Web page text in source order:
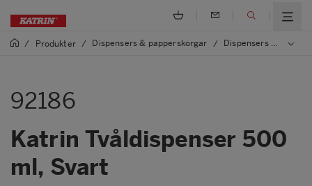
/ Produkter / Dispensers & papperskorgar / Dispensers och papperskorgar av plast
92186
Katrin Tvåldispenser 500
ml, Svart